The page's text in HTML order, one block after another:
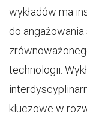
wykładów ma
do
technologii.
kluczowe w